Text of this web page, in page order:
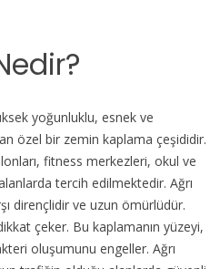
yoğunluklu, esnek ve
özel bir zemin kaplama çeşididir.
fitness merkezleri, okul ve
tercih edilmektedir. Ağrı
dirençlidir ve uzun ömürlüdür.
çeker. Bu kaplamanın yüzeyi,
oluşumunu engeller. Ağrı